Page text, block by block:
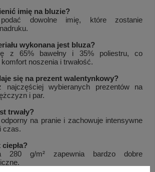
imię na bluzie?
dowolne imię, które zostanie
wykonana jest bluza?
z 65% bawełny i 35% poliestru, co
noszenia i trwałość.
się na prezent walentynkowy?
wybieranych prezentów na
i par.
trwały?
na pranie i zachowuje intensywne
czas.
280 g/m² zapewnia bardzo dobre